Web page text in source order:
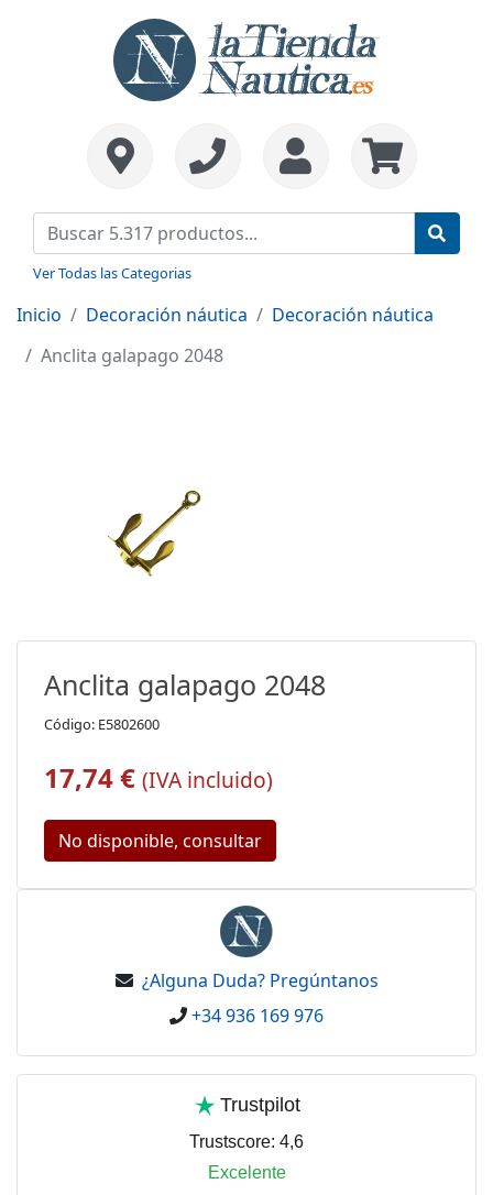
Ver Todas las Categorias
Inicio Decoración náutica
Decoración náutica
Anclita galapago 2048
Anclita galapago 2048
Código: E5802600
17,74 € (IVA incluido)
No disponible, consultar
¿Alguna Duda? Pregúntanos
+34 936 169 976
Trustpilot
Trustscore: 4,6
Excelente